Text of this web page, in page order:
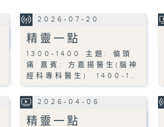
2026-07-20
精靈一點
1300-1400 主題: 偏頭
痛 嘉賓: 方嘉揚醫生(腦神
經科專科醫生) 1400-1…
2026-04-06
精靈一點